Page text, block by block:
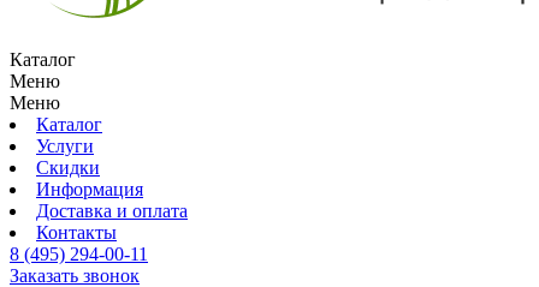
Каталог
Меню
Меню
Каталог
Услуги
Скидки
Информация
Доставка и оплата
Контакты
8 (495) 294-00-11
Заказать звонок